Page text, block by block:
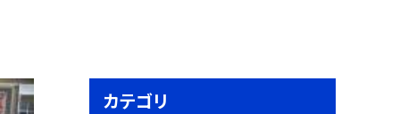
カテゴリ